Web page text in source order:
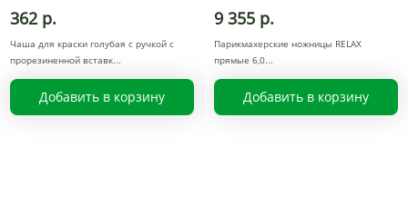
362 р.
Чаша для краски голубая с ручкой с
прорезиненной вставк
Добавить в корзину
9 355 р.
Парикмахерские ножницы RELAX
прямые 6,0
Добавить в корзину